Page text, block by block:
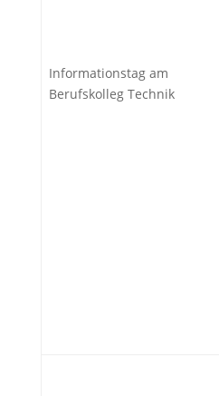
Informationstag am
Berufskolleg Technik